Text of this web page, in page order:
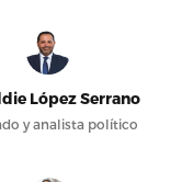
López Serrano
y analista político